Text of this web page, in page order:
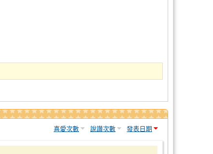
喜愛次數 說讚次數 發表日期